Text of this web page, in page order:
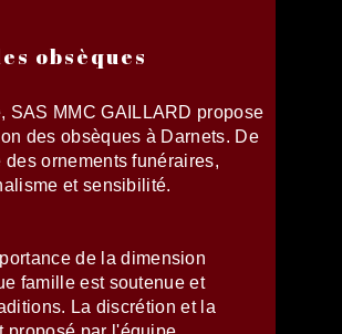
obsèques
SAS MMC GAILLARD propose
des obsèques à Darnets. De
ornements funéraires,
et sensibilité.
de la dimension
famille est soutenue et
La discrétion et la